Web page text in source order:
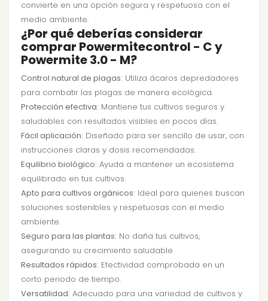
convierte en una opción segura y respetuosa con el
medio ambiente.
¿Por qué deberías considerar
comprar Powermitecontrol - C y
Powermite 3.0 - M?
Control natural de plagas: Utiliza ácaros depredadores
para combatir las plagas de manera ecológica.
Protección efectiva: Mantiene tus cultivos seguros y
saludables con resultados visibles en pocos días.
Fácil aplicación: Diseñado para ser sencillo de usar, con
instrucciones claras y dosis recomendadas.
Equilibrio biológico: Ayuda a mantener un ecosistema
equilibrado en tus cultivos.
Apto para cultivos orgánicos: Ideal para quienes buscan
soluciones sostenibles y respetuosas con el medio
ambiente.
Seguro para las plantas: No daña tus cultivos,
asegurando su crecimiento saludable.
Resultados rápidos: Efectividad comprobada en un
corto periodo de tiempo.
Versatilidad: Adecuado para una variedad de cultivos y